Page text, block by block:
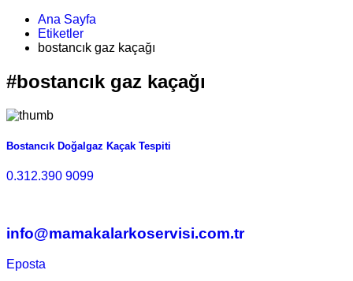
Ana Sayfa
Etiketler
bostancık gaz kaçağı
#bostancık gaz kaçağı
Bostancık Doğalgaz Kaçak Tespiti
0.312.390 9099
info@mamakalarkoservisi.com.tr
Eposta